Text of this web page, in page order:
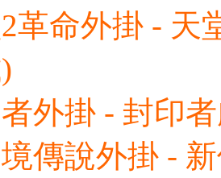
革命外掛 - 天
外掛 - 封印
傳說外掛 -